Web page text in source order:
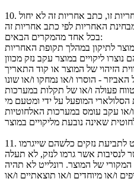
10. זו, כתב אחריות זה לא יחול
האחריות לפי כתב אחריות זה
בכל אחד מהמקרים הבאים:
הזיהוי של המוצר או קוד התאריך
פעולה ו/או של תקלות במערכות
הסלולארי המופעל על ידי ומטעם מי
עקב עומס במערכות האלחוטיות
11. לתביעת נזקים כלשהם שייגרמו
לנסיבות אשר גרמו לנזק, לא תעלה
של המוצר. רונלייט לא תהיה
ו/או מיוחדים ו/או תוצאתיים ו/או